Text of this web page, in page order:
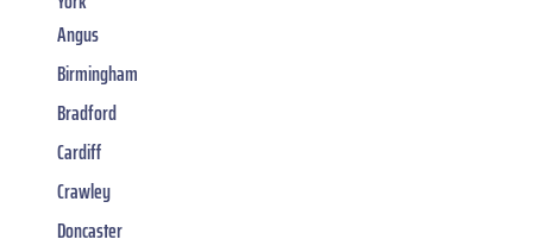
Angus
Birmingham
Bradford
Cardiff
Crawley
Doncaster